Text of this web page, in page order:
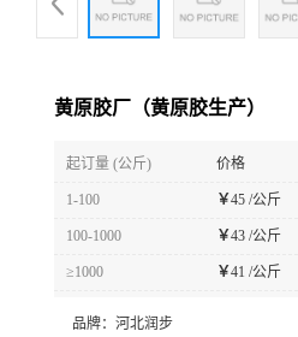
黄原胶厂（黄原胶生产）
起订量 (公斤) 价格
1-100 ￥45 /公斤
100-1000 ￥43 /公斤
≥1000 ￥41 /公斤
品牌： 河北润步